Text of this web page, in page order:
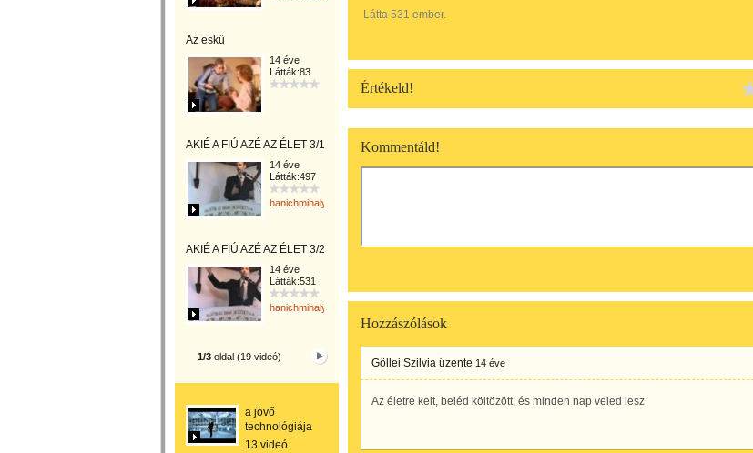
Az eskű
14 éve
Látták:83
AKIÉ A FIÚ AZÉ AZ ÉLET 3/1
14 éve
Látták:497
hanichmihalyattila
AKIÉ A FIÚ AZÉ AZ ÉLET 3/2
14 éve
Látták:531
hanichmihalyattila
1/3 oldal (19 videó)
a jövő
technológiája
13 videó
Látta 531 ember.
Értékeld!
Kommentáld!
Hozzászólások
Göllei Szilvia üzente 14 éve
Az életre kelt, beléd költözött, és minden nap veled lesz